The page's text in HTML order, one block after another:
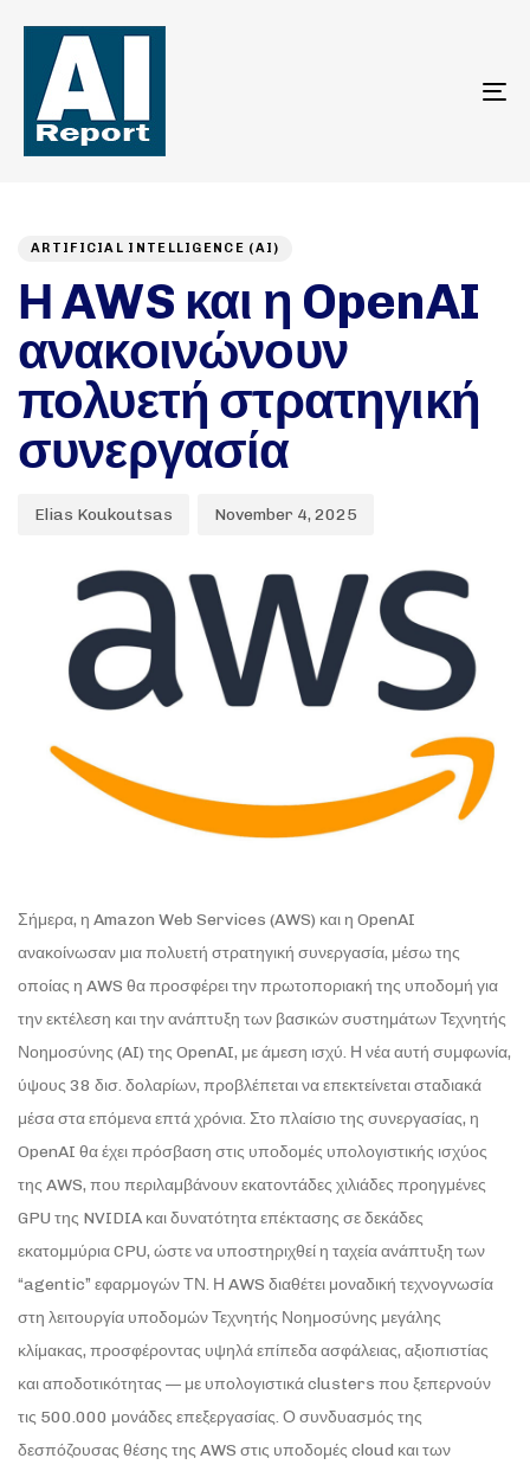
ARTIFICIAL INTELLIGENCE (AI)
Η AWS και η OpenAI
ανακοινώνουν
πολυετή στρατηγική
συνεργασία
Elias Koukoutsas November 4, 2025
Σήμερα, η Amazon Web Services (AWS) και η OpenAI
ανακοίνωσαν μια πολυετή στρατηγική συνεργασία, μέσω της
οποίας η AWS θα προσφέρει την πρωτοποριακή της υποδομή για
την εκτέλεση και την ανάπτυξη των βασικών συστημάτων Τεχνητής
Νοημοσύνης (AI) της OpenAI, με άμεση ισχύ. Η νέα αυτή συμφωνία,
ύψους 38 δισ. δολαρίων, προβλέπεται να επεκτείνεται σταδιακά
μέσα στα επόμενα επτά χρόνια. Στο πλαίσιο της συνεργασίας, η
OpenAI θα έχει πρόσβαση στις υποδομές υπολογιστικής ισχύος
της AWS, που περιλαμβάνουν εκατοντάδες χιλιάδες προηγμένες
GPU της NVIDIA και δυνατότητα επέκτασης σε δεκάδες
εκατομμύρια CPU, ώστε να υποστηριχθεί η ταχεία ανάπτυξη των
“agentic” εφαρμογών ΤΝ. Η AWS διαθέτει μοναδική τεχνογνωσία
στη λειτουργία υποδομών Τεχνητής Νοημοσύνης μεγάλης
κλίμακας, προσφέροντας υψηλά επίπεδα ασφάλειας, αξιοπιστίας
και αποδοτικότητας — με υπολογιστικά clusters που ξεπερνούν
τις 500.000 μονάδες επεξεργασίας. Ο συνδυασμός της
δεσπόζουσας θέσης της AWS στις υποδομές cloud και των